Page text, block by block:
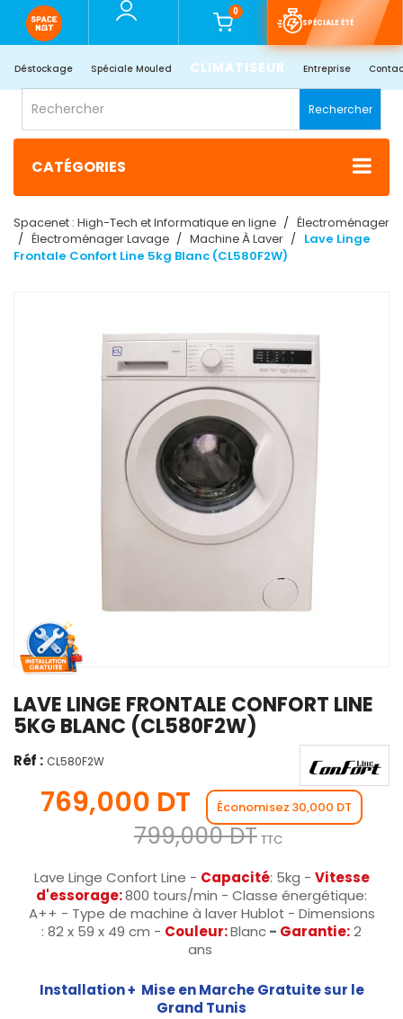
0
SPÉCIALE ÉTÉ
Déstockage Spéciale Mouled CLIMATISEUR Entreprise
Rechercher
CATÉGORIES
Spacenet : High-Tech et Informatique en ligne
Électroménager
Électroménager Lavage
Machine À Laver
Lave Linge
Frontale Confort Line 5kg Blanc (CL580F2W)
LAVE LINGE FRONTALE CONFORT LINE
5KG BLANC (CL580F2W)
Réf : CL580F2W
769,000 DT Économisez 30,000 DT
799,000 DT TTC
Lave Linge Confort Line - Capacité: 5kg - Vitesse
d'essorage:800 tours/min - Classe énergétique:
A++ - Type de machine à laver Hublot - Dimensions
: 82 x 59 x 49 cm - Couleur:Blanc- Garantie:2
ans
Installation + Mise en Marche Gratuite sur le
Grand Tunis